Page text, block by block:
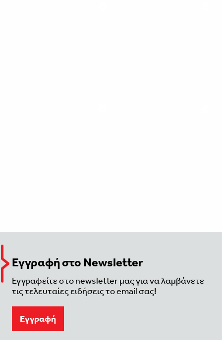
Εγγραφή στο Newsletter
Εγγραφείτε στο newsletter μας για να λαμβάνετε
τις τελευταίες ειδήσεις το email σας!
Eγγραφή